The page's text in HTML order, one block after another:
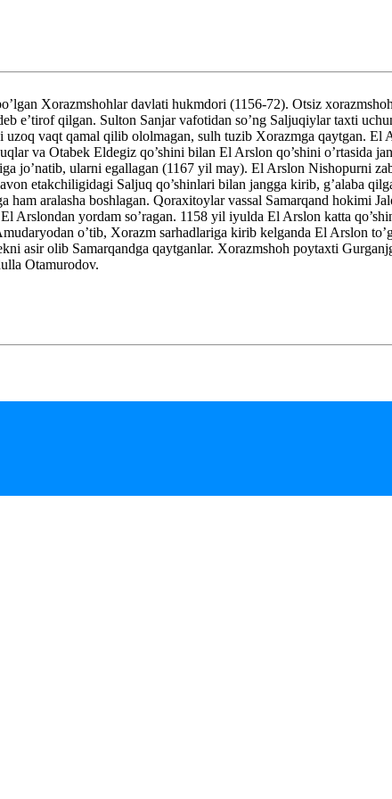
Xorazmshohlar davlati hukmdori (1156-72). Otsiz
e’tirof qilgan. Sulton Sanjar vafotidan so’ng Saljuqiylar taxti
vaqt qamal qilib ololmagan, sulh tuzib Xorazmga qaytgan. El
va Otabek Eldegiz qo’shini bilan El Arslon qo’shini o’rtasida
jo’natib, ularni egallagan (1167 yil may). El Arslon Nishopurni
etakchiligidagi Saljuq qo’shinlari bilan jangga kirib, g’alaba
aralasha boshlagan. Qoraxitoylar vassal Samarqand hokimi
yordam so’ragan. 1158 yil iyulda El Arslon katta
o’tib, Xorazm sarhadlariga kirib kelganda El Arslon
asir olib Samarqandga qaytganlar. Xorazmshoh poytaxti
Otamurodov.